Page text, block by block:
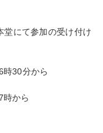
堂にて参加の受け付け
30分から
から